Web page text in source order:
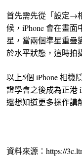
首先需先從「設定→
候，iPhone 會在畫
星，當兩個準星重疊
於水平狀態，這時拍
以上5個 iPhone 相機
證學會之後成為正港
還想知道更多操作講
資料來源：https://